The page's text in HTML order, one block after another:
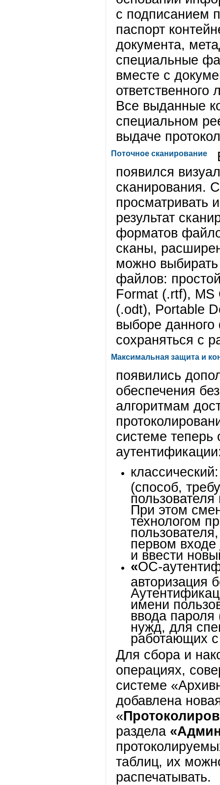
с подписанием
паспорт
документа,
специальные
вместе с
Все выданные
специальном
выдаче
Поточное сканирование
появился
сканирования.
просматривать
результат
форматов
сканы,
можно
файлов:
Format (.rtf),
(.odt), Portable
выборе данного
сохраняться с
Максимальная защита и
появились
обеспечения
алгоритмам
системе теперь
(способ,
При этом
технологом
первом входе
и ввести
«ОС-
авторизация
имени
ввода пароля
нужд, для
работающих
Для сбора и
операциях,
системе
добавлена
«
раздела
таблиц, их
распечатывать.